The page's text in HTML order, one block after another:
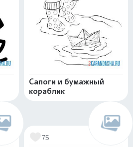
Сапоги и бумажный
кораблик
75